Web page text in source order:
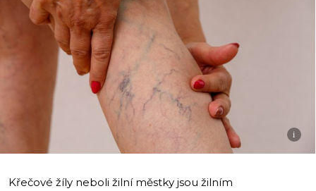
i
Křečové žíly neboli žilní městky jsou žilním